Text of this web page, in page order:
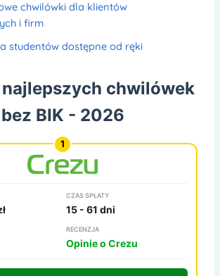
chwilówki dla klientów
i firm
studentów dostępne od ręki
najlepszych chwilówek
bez BIK - 2026
CZAS SPŁATY
15 - 61 dni
RECENZJA
Opinie o Crezu